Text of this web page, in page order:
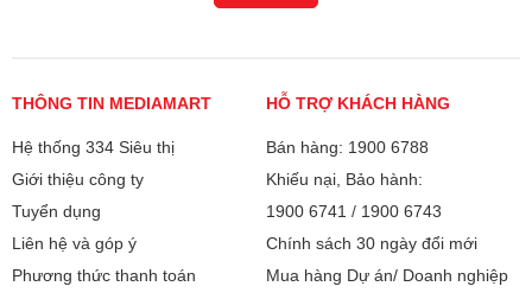
Lau xoay kép
Công nghệ hút HyperForce
LiDAR
Cảm biến thảm siêu âm
THÔNG TIN MEDIAMART
Hệ thống 334 Siêu thị
Giới thiệu công ty
Tuyển dụng
Liên hệ và góp ý
Phương thức thanh toán
HỖ TRỢ KHÁCH HÀNG
Bán hàng: 1900 6788
Khiếu nại, Bảo hành:
1900 6741 / 1900 6743
Chính sách 30 ngày đổi mới
Mua hàng Dự án/ Doanh nghiệp